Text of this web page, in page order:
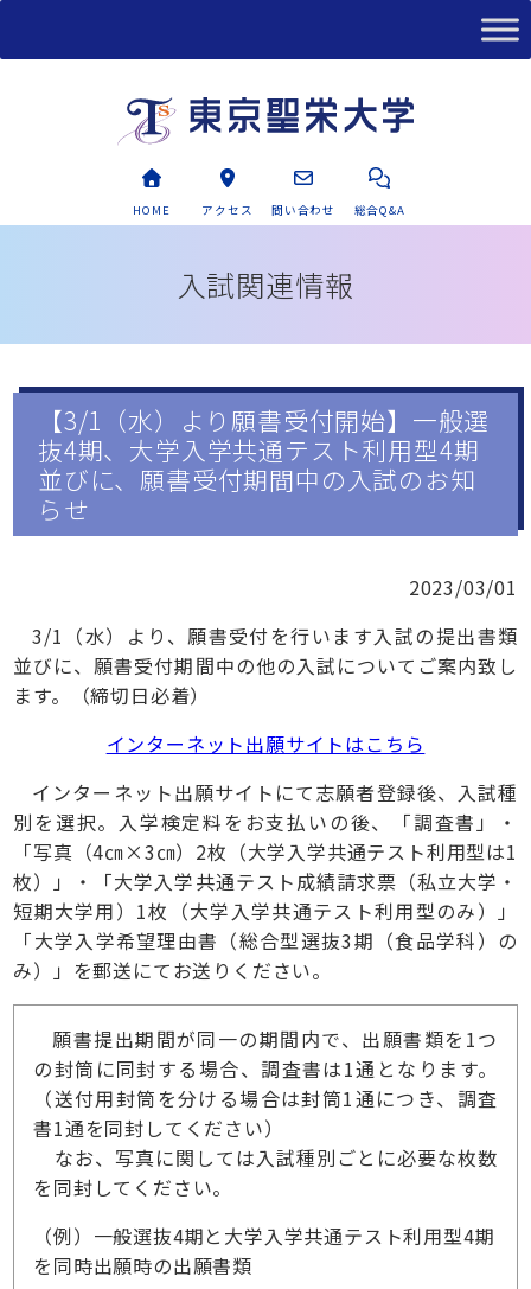
HOME アクセス 問い合わせ 総合Q&A
入試関連情報
【3/1（水）より願書受付開始】一般選
抜4期、大学入学共通テスト利用型4期
並びに、願書受付期間中の入試のお知
らせ
2023/03/01
3/1（水）より、願書受付を行います入試の提出書類
並びに、願書受付期間中の他の入試についてご案内致し
ます。（締切日必着）
インターネット出願サイトはこちら
インターネット出願サイトにて志願者登録後、入試種
別を選択。入学検定料をお支払いの後、「調査書」・
「写真（4㎝×3㎝）2枚（大学入学共通テスト利用型は1
枚）」・「大学入学共通テスト成績請求票（私立大学・
短期大学用）1枚（大学入学共通テスト利用型のみ）」
「大学入学希望理由書（総合型選抜3期（食品学科）の
み）」を郵送にてお送りください。
願書提出期間が同一の期間内で、出願書類を1つ
の封筒に同封する場合、調査書は1通となります。
（送付用封筒を分ける場合は封筒1通につき、調査
書1通を同封してください）
なお、写真に関しては入試種別ごとに必要な枚数
を同封してください。
（例）一般選抜4期と大学入学共通テスト利用型4期
を同時出願時の出願書類